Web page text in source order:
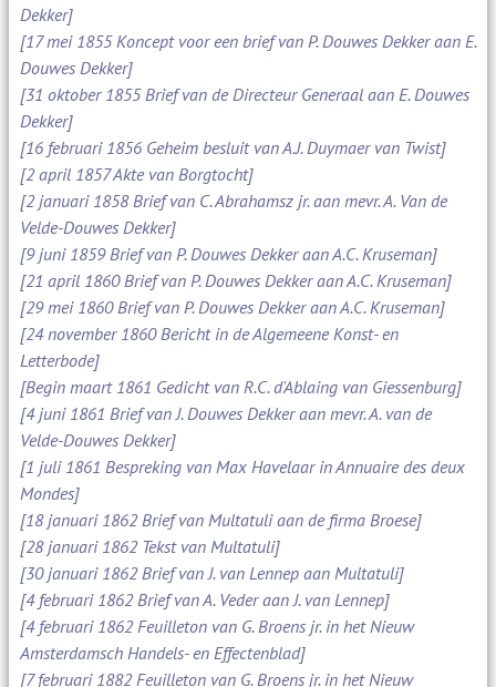
Dekker]
[17 mei 1855 Koncept voor een brief van P. Douwes Dekker aan E.
Douwes Dekker]
[31 oktober 1855 Brief van de Directeur Generaal aan E. Douwes
Dekker]
[16 februari 1856 Geheim besluit van A.J. Duymaer van Twist]
[2 april 1857 Akte van Borgtocht]
[2 januari 1858 Brief van C. Abrahamsz jr. aan mevr. A. Van de
Velde-Douwes Dekker]
[9 juni 1859 Brief van P. Douwes Dekker aan A.C. Kruseman]
[21 april 1860 Brief van P. Douwes Dekker aan A.C. Kruseman]
[29 mei 1860 Brief van P. Douwes Dekker aan A.C. Kruseman]
[24 november 1860 Bericht in de Algemeene Konst- en
Letterbode]
[Begin maart 1861 Gedicht van R.C. d'Ablaing van Giessenburg]
[4 juni 1861 Brief van J. Douwes Dekker aan mevr. A. van de
Velde-Douwes Dekker]
[1 juli 1861 Bespreking van Max Havelaar in Annuaire des deux
Mondes]
[18 januari 1862 Brief van Multatuli aan de firma Broese]
[28 januari 1862 Tekst van Multatuli]
[30 januari 1862 Brief van J. van Lennep aan Multatuli]
[4 februari 1862 Brief van A. Veder aan J. van Lennep]
[4 februari 1862 Feuilleton van G. Broens jr. in het Nieuw
Amsterdamsch Handels- en Effectenblad]
[7 februari 1882 Feuilleton van G. Broens jr. in het Nieuw